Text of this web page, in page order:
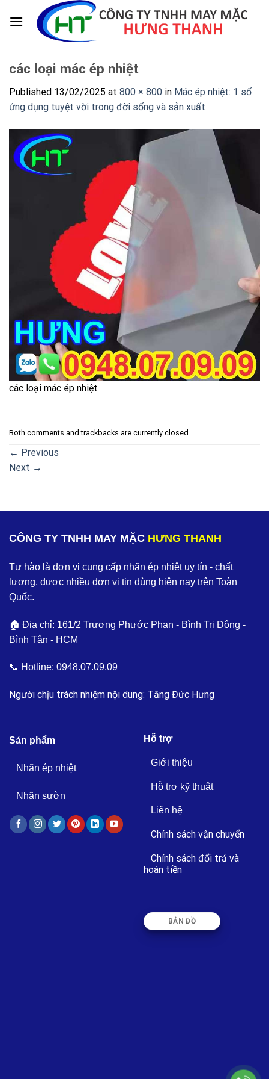
các loại mác ép nhiệt
Published 13/02/2025 at 800 × 800 in Mác ép nhiệt: 1 số
ứng dụng tuyệt vời trong đời sống và sản xuất
các loại mác ép nhiệt
Both comments and trackbacks are currently closed.
← Previous
Next →
CÔNG TY TNHH MAY MẶC HƯNG THANH
Tự hào là đơn vị cung cấp nhãn ép nhiệt uy tín - chất
lượng, được nhiều đơn vị tin dùng hiện nay trên Toàn
Quốc.
🏠 Địa chỉ: 161/2 Trương Phước Phan - Bình Trị Đông -
Bình Tân - HCM
📞 Hotline: 0948.07.09.09
Người chịu trách nhiệm nội dung: Tăng Đức Hưng
Sản phẩm
Nhãn ép nhiệt
Nhãn sườn
Hỗ trợ
Giới thiệu
Hỗ trợ kỹ thuật
Liên hệ
Chính sách vận chuyển
Chính sách đổi trả và
hoàn tiền
BẢN ĐỒ